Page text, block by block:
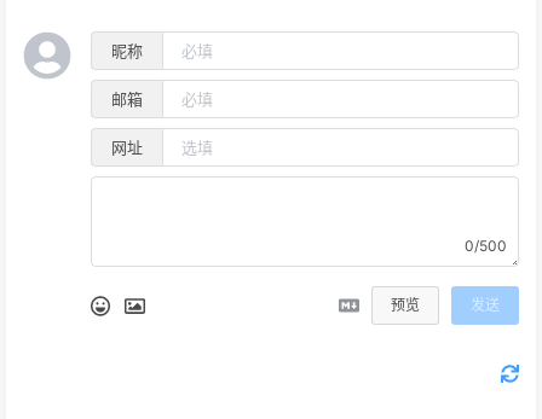
昵称
邮箱
网址
0/500
预览 发送